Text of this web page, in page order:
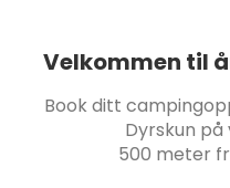
Velkommen til
Book ditt
Dyrskun
500 meter